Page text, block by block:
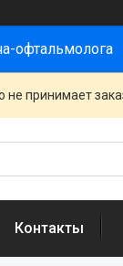
офтальмолога
принимает
Контакты